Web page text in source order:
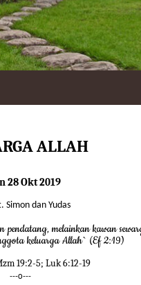
ALLAH
28 Okt 2019
Simon dan Yudas
melainkan kawan
keluarga Allah` (Ef 2:19)
19:2-5; Luk 6:12-19
---o---